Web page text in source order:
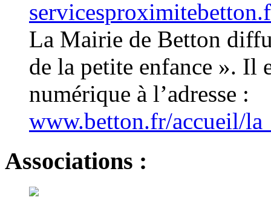
La Mairie de Betton
de la petite enfance ». Il
numérique à l’adresse :
www.betton.fr/accueil/
Associations :